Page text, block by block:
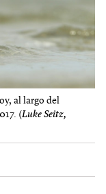
al largo del
(Luke Seitz,